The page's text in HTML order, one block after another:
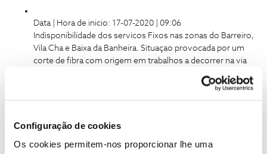
Configuração de cookies
Os cookies permitem-nos proporcionar lhe uma
Data | Hora de inicio: 17-07-2020 | 09:06
Indisponibilidade dos servicos Fixos nas zonas do Barreiro,
Vila Cha e Baixa da Banheira. Situaçao provocada por um
corte de fibra com origem em trabalhos a decorrer na via
publica, da responsabilidade de uma entidade externa a
NOS. A situação ficou resolvida e os serviços totalmente